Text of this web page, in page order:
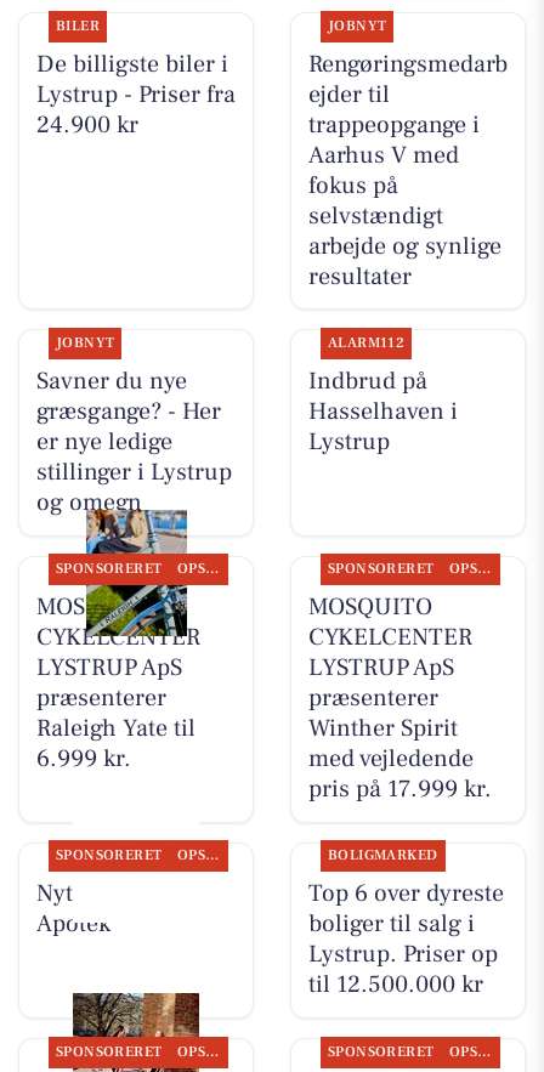
BILER
De billigste biler i
Lystrup - Priser fra
24.900 kr
JOBNYT
Rengøringsmedarb
ejder til
trappeopgange i
Aarhus V med
fokus på
selvstændigt
arbejde og synlige
resultater
JOBNYT
Savner du nye
græsgange? - Her
er nye ledige
stillinger i Lystrup
og omegn
ALARM112
Indbrud på
Hasselhaven i
Lystrup
SPONSORERET OPSLAGSTAVLEN
MOSQUITO
CYKELCENTER
LYSTRUP ApS
præsenterer
Raleigh Yate til
6.999 kr.
SPONSORERET OPSLAGSTAVLEN
MOSQUITO
CYKELCENTER
LYSTRUP ApS
præsenterer
Winther Spirit
med vejledende
pris på 17.999 kr.
SPONSORERET OPSLAGSTAVLEN
Nyt fra Lystrup
Apotek
BOLIGMARKED
Top 6 over dyreste
boliger til salg i
Lystrup. Priser op
til 12.500.000 kr
SPONSORERET OPSLAGSTAVLEN SPONSORERET OPSLAGSTAVLEN